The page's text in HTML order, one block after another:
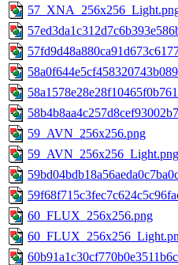
59_AVN_256x256.png
59_AVN_256x256_Light.png
60_FLUX_256x256.png